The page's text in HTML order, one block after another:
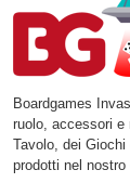
Boardgames
ruolo, accessori e
Tavolo, dei
prodotti nel